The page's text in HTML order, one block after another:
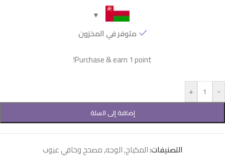
متوفر في المخزون
Purchase & earn 1 point!
-
+
إضافة إلى السلة
التصنيفات:المكياج,الوجه,مصحح وخافي عيوب